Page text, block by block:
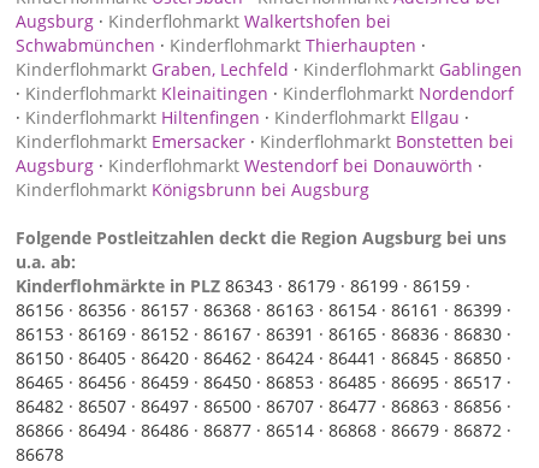
Augsburg · Kinderflohmarkt Walkertshofen bei
Schwabmünchen · Kinderflohmarkt Thierhaupten ·
Kinderflohmarkt Graben, Lechfeld · Kinderflohmarkt Gablingen
· Kinderflohmarkt Kleinaitingen · Kinderflohmarkt Nordendorf
· Kinderflohmarkt Hiltenfingen · Kinderflohmarkt Ellgau ·
Kinderflohmarkt Emersacker · Kinderflohmarkt Bonstetten bei
Augsburg · Kinderflohmarkt Westendorf bei Donauwörth ·
Kinderflohmarkt Königsbrunn bei Augsburg
Folgende Postleitzahlen deckt die Region Augsburg bei uns
u.a. ab:
Kinderflohmärkte in PLZ86343 ·86179 ·86199 ·86159 ·
86156 ·86356 ·86157 ·86368 ·86163 ·86154 ·86161 ·86399 ·
86153 ·86169 ·86152 ·86167 ·86391 ·86165 ·86836 ·86830 ·
86150 ·86405 ·86420 ·86462 ·86424 ·86441 ·86845 ·86850 ·
86465 ·86456 ·86459 ·86450 ·86853 ·86485 ·86695 ·86517 ·
86482 ·86507 ·86497 ·86500 ·86707 ·86477 ·86863 ·86856 ·
86866 ·86494 ·86486 ·86877 ·86514 ·86868 ·86679 ·86872 ·
86678